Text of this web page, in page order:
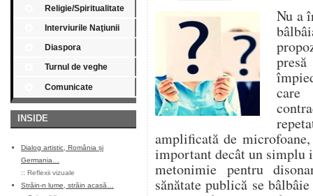
Religie/Spiritualitate
Interviurile Naţiunii
Diaspora
Turnul de veghe
Comunicate
INSIDE
Dialog artistic, România și
Germania…
:: Reflexii vizuale
Străin-n lume, străin acasă…
Nu a
amplificată de
important decât un simplu
metonimie pentru
sănătate publică se